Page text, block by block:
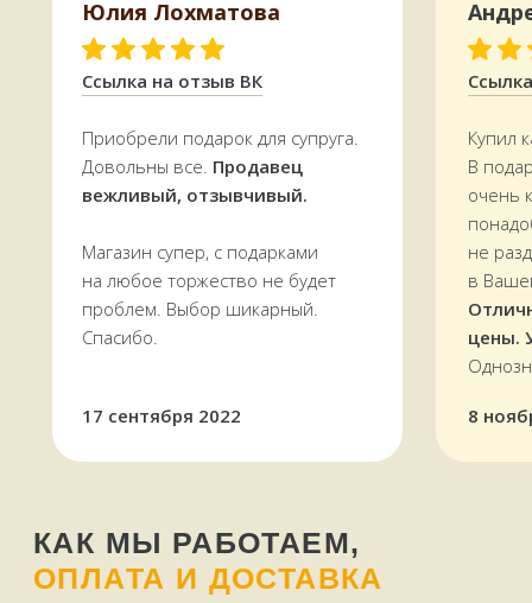
Купил
В
очень
не
в
цены.
Приобрели подарок для супруга.
Довольны все. Продавец
вежливый, отзывчивый.
Магазин супер, с подарками
на любое торжество не будет
проблем. Выбор шикарный.
Спасибо.
Ссылка на отзыв ВК
Юлия Лохматова
17 сентября 2022 8
с 11:00 до 19:00
ежедневно
График работы:
Нужна помощь с выбором?
Оставьте телефон и мы вам позвоним.
+7